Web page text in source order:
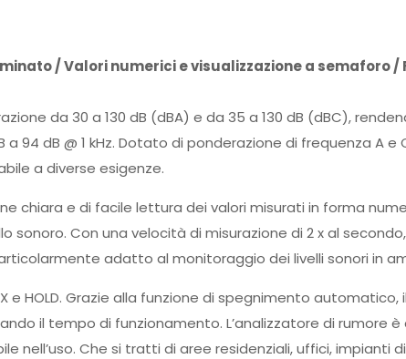
/ Valori numerici e visualizzazione a semaforo
da 30 a 130 dB (dBA) e da 35 a 130 dB (dBC),
94 dB @ 1 kHz. Dotato di ponderazione di frequenza A
a diverse esigenze.
chiara e di facile lettura dei valori misurati in forma
Con una velocità di misurazione di 2 x al
adatto al monitoraggio dei livelli sonori in
e HOLD. Grazie alla funzione di spegnimento
il tempo di funzionamento. L’analizzatore di rumore è
nell’uso. Che si tratti di aree residenziali, uffici, impianti